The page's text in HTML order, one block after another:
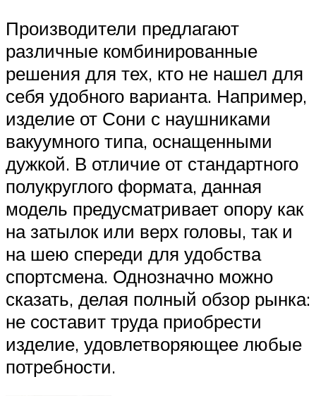
Производители предлагают
различные комбинированные
решения для тех, кто не нашел для
себя удобного варианта. Например,
изделие от Сони с наушниками
вакуумного типа, оснащенными
дужкой. В отличие от стандартного
полукруглого формата, данная
модель предусматривает опору как
на затылок или верх головы, так и
на шею спереди для удобства
спортсмена. Однозначно можно
сказать, делая полный обзор рынка:
не составит труда приобрести
изделие, удовлетворяющее любые
потребности.